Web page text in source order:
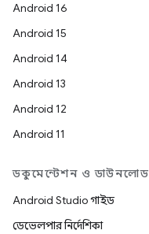
Android 16
Android 15
Android 14
Android 13
Android 12
Android 11
ডকুমেন্টেশন ও ডাউনলোড
Android Studio গাইড
ডেভেলপার নির্দেশিকা